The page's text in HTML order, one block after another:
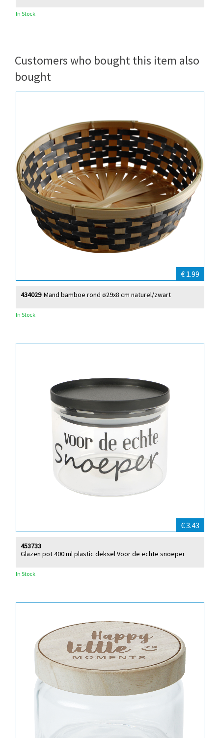
In Stock
Customers who bought this item also
bought
€ 1.99
Mand bamboe rond ø29x8 cm naturel/zwart
434029
In Stock
€ 3.43
Glazen pot 400 ml plastic deksel Voor de echte snoeper
453733
In Stock